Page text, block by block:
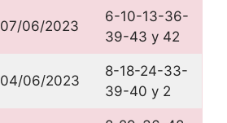
07/06/2023
6-10-13-36-
39-43 y 42
04/06/2023
8-18-24-33-
39-40 y 2